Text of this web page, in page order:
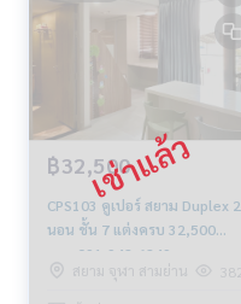
฿32,500
CPS103 คูเปอร์ สยาม Duplex 2
นอน ชั้น 7 แต่งครบ 32,500
บาท 091-942-6249
สยาม จุฬา สามย่าน
382